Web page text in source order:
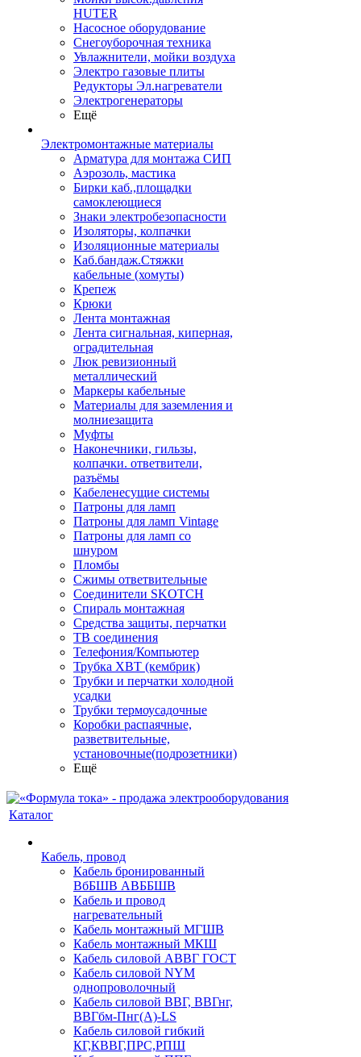
HUTER
Насосное оборудование
Снегоуборочная техника
Увлажнители, мойки воздуха
Электро газовые плиты
Редукторы Эл.нагреватели
Электрогенераторы
Ещё
Электромонтажные материалы
Арматура для монтажа СИП
Аэрозоль, мастика
Бирки каб.,площадки
самоклеющиеся
Знаки электробезопасности
Изоляторы, колпачки
Изоляционные материалы
Каб.бандаж.Стяжки
кабельные (хомуты)
Крепеж
Крюки
Лента монтажная
Лента сигнальная, киперная,
оградительная
Люк ревизионный
металлический
Маркеры кабельные
Материалы для заземления и
молниезащита
Муфты
Наконечники, гильзы,
колпачки. ответвители,
разъёмы
Кабеленесущие системы
Патроны для ламп
Патроны для ламп Vintage
Патроны для ламп со
шнуром
Пломбы
Сжимы ответвительные
Соединители SKOTCH
Спираль монтажная
Средства защиты, перчатки
ТВ соединения
Телефония/Компьютер
Трубка ХВТ (кембрик)
Трубки и перчатки холодной
усадки
Трубки термоусадочные
Коробки распаячные,
разветвительные,
установочные(подрозетники)
Ещё
Каталог
Кабель, провод
Кабель бронированный
ВбБШВ АВББШВ
Кабель и провод
нагревательный
Кабель монтажный МГШВ
Кабель монтажный МКШ
Кабель силовой АВВГ ГОСТ
Кабель силовой NYM
однопроволочный
Кабель силовой ВВГ, ВВГнг,
ВВГбм-Пнг(А)-LS
Кабель силовой гибкий
КГ,КВВГ,ПРС,РПШ